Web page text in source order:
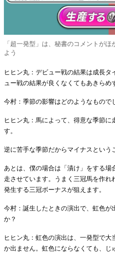
「超一発型」は、秘書のコメントが
よう
ヒヒン丸：デビュー戦の結果は成長
ュー戦の結果が良くなくてもあきらめ
今村：季節の影響はどのようなもので
ヒヒン丸：馬によって、得意な季節に
す。
逆に苦手な季節だからマイナスという
あとは、僕の場合は「漬け」をする場
走させています。うまく三冠馬を作
発生する三冠ボーナスが狙えます。
今村：誕生したときの演出で、虹色が
か？
ヒヒン丸：虹色の演出は、一発型で
か出ません。虹色にならなくても、